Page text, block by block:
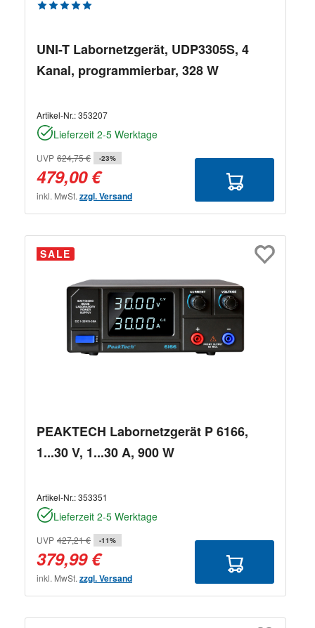
Durchschnittliche Bewertung von 5 von 5 Sternen
UNI-T Labornetzgerät, UDP3305S, 4
Kanal, programmierbar, 328 W
Artikel-Nr.:353207
Lieferzeit 2-5 Werktage
UVP 624,75 € -23%
479,00 €
inkl. MwSt. zzgl. Versand
SALE
PEAKTECH Labornetzgerät P 6166,
1...30 V, 1...30 A, 900 W
Artikel-Nr.:353351
Lieferzeit 2-5 Werktage
UVP 427,21 € -11%
379,99 €
inkl. MwSt. zzgl. Versand